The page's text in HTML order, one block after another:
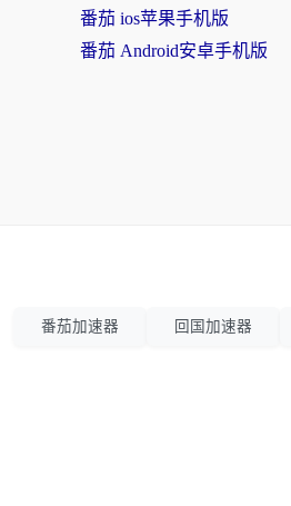
番茄 ios苹果手机版
番茄 Android安卓手机版
番茄加速器 回国加速器